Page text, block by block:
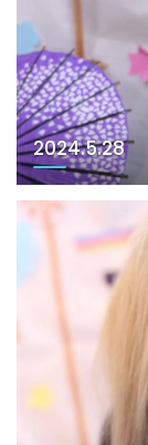
2024.5.28